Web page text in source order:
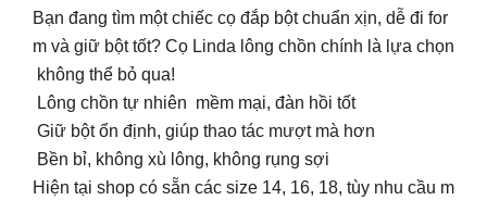
Bạn đang tìm một chiếc cọ đắp bột chuẩn xịn, dễ đi for
m và giữ bột tốt? Cọ Linda lông chồn chính là lựa chọn
không thể bỏ qua!
Lông chồn tự nhiên mềm mại, đàn hồi tốt
Giữ bột ổn định, giúp thao tác mượt mà hơn
Bền bỉ, không xù lông, không rụng sợi
Hiện tại shop có sẵn các size 14, 16, 18, tùy nhu cầu m